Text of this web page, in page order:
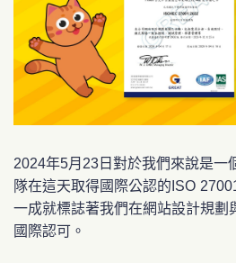
2024年5月23日對於我們來說是一
隊在這天取得國際公認的ISO
一成就標誌著我們在網站設計規劃
國際認可。